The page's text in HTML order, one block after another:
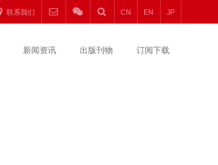
联系我们 CN EN JP
新闻资讯 出版刊物 订阅下载